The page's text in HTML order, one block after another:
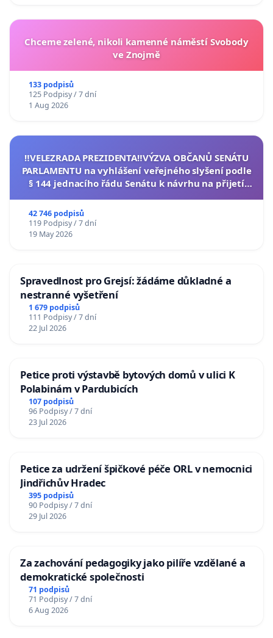
Chceme zelené, nikoli kamenné náměstí Svobody
ve Znojmě
133 podpisů
125 Podpisy / 7 dní
1 Aug 2026
‼️VELEZRADA PREZIDENTA‼️VÝZVA OBČANŮ SENÁTU
PARLAMENTU na vyhlášení veřejného slyšení podle
§ 144 jednacího řádu Senátu k návrhu na přijetí
42 746 podpisů
119 Podpisy / 7 dní
19 May 2026
Spravedlnost pro Grejsí: žádáme důkladné a
nestranné vyšetření
1 679 podpisů
111 Podpisy / 7 dní
22 Jul 2026
Petice proti výstavbě bytových domů v ulici K
Polabinám v Pardubicích
107 podpisů
96 Podpisy / 7 dní
23 Jul 2026
Petice za udržení špičkové péče ORL v nemocnici
Jindřichův Hradec
395 podpisů
90 Podpisy / 7 dní
29 Jul 2026
Za zachování pedagogiky jako pilíře vzdělané a
demokratické společnosti
71 podpisů
71 Podpisy / 7 dní
6 Aug 2026